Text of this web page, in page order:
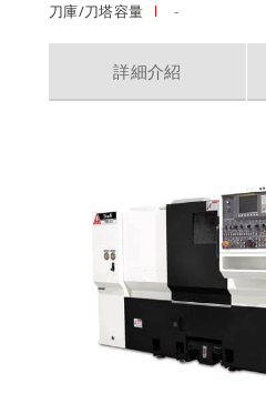
刀庫/刀塔容量
-
詳細介紹